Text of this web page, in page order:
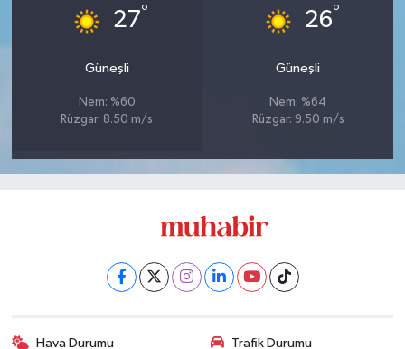
27°
Güneşli
Nem: %60
Rüzgar: 8.50 m/s
26°
Güneşli
Nem: %64
Rüzgar: 9.50 m/s
Hava Durumu Trafik Durumu